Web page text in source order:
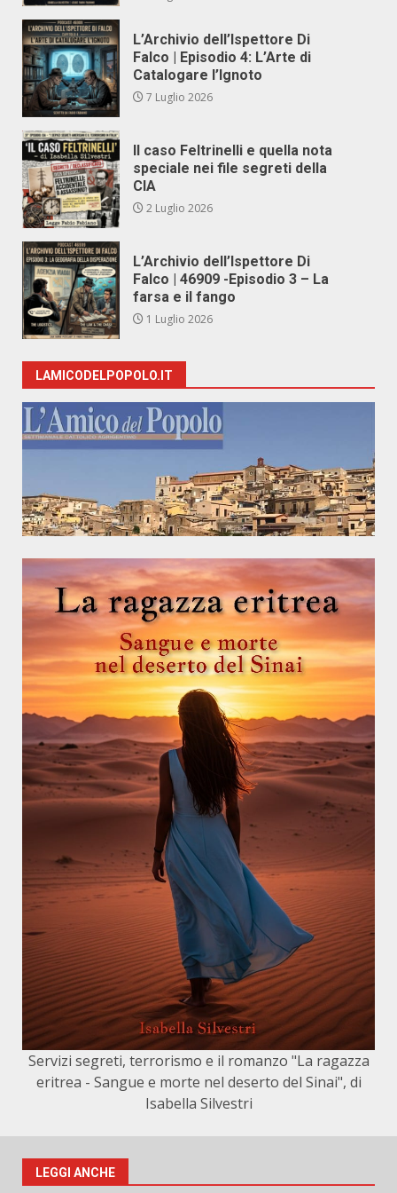
L’Archivio dell’Ispettore Di
Falco | Episodio 4: L’Arte di
Catalogare l’Ignoto
7 Luglio 2026
Il caso Feltrinelli e quella nota
speciale nei file segreti della
CIA
2 Luglio 2026
L’Archivio dell’Ispettore Di
Falco | 46909 -Episodio 3 – La
farsa e il fango
1 Luglio 2026
LAMICODELPOPOLO.IT
Servizi segreti, terrorismo e il romanzo "La ragazza
eritrea - Sangue e morte nel deserto del Sinai", di
Isabella Silvestri
LEGGI ANCHE